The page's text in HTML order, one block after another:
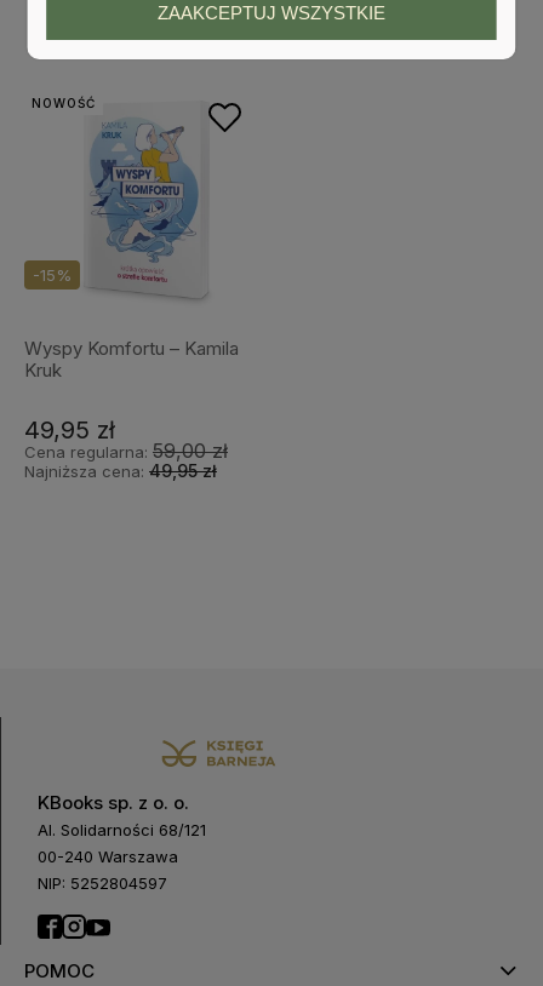
Wyspy Komfortu – Kamila
Kruk
49,95 zł
-15%
Cena regularna: 59,00 zł
Najniższa cena: 49,95 zł
NOWOŚĆ
POMOC
KBooks sp. z o. o.
Al. Solidarności 68/121
00-240 Warszawa
NIP: 5252804597
ZAAKCEPTUJ WSZYSTKIE